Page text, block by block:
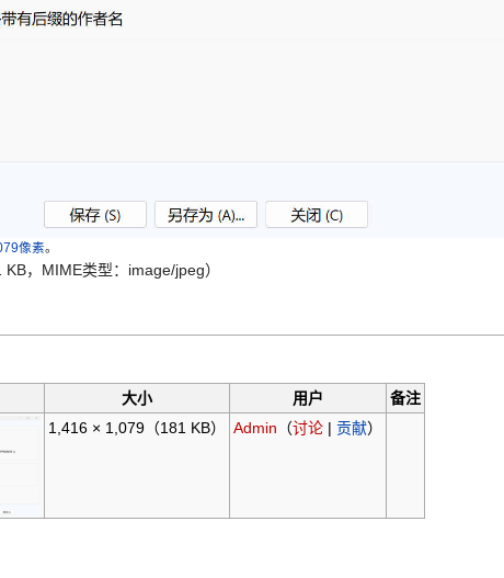
像素。
，MIME类型：image/jpeg）
大小 用户
备注
1,416 × 1,079（181 KB） Admin （讨论| 贡献）